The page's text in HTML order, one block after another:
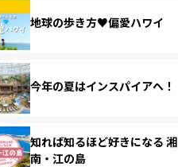
地球の歩き方♥偏愛ハワイ
今年の夏はインスパイアへ！
知れば知るほど好きになる 湘
南・江の島